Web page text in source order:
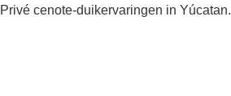
Privé cenote-duikervaringen in Yúcatan.